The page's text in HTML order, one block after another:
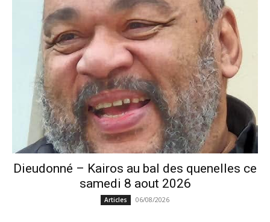
Dieudonné – Kairos au bal des quenelles ce
samedi 8 aout 2026
Articles 06/08/2026